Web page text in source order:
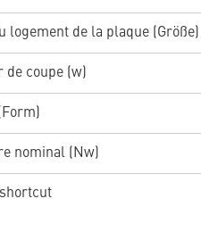
logement de la plaque (Größe)
de coupe (w)
nominal (Nw)